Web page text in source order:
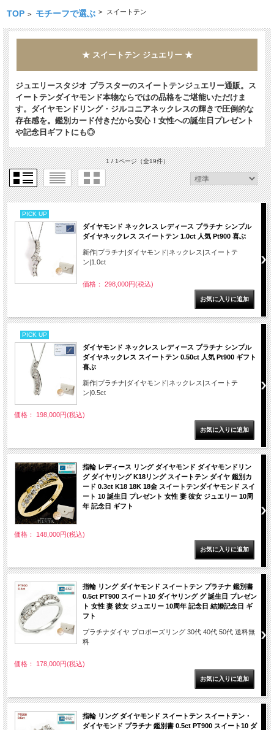
TOP > モチーフで選ぶ > スイートテン
★ スイートテン ジュエリー ★
ジュエリースタジオ プラスターのスイートテンジュエリー通販。ス
イートテンダイヤモンド本物ならではの品格をご堪能いただけま
す。ダイヤモンドリング・ジルコニアネックレスの輝きで圧倒的な
存在感を。鑑別カード付きだから安心！女性への誕生日プレゼント
や記念日ギフトにも◎
1 / 1ページ（全19件）
PICK UP
ダイヤモンド ネックレス レディース プラチナ シンプル
ダイヤネックレス スイートテン 1.0ct 人気 Pt900 喜ぶ
新作|プラチナ|ダイヤモンド|ネックレス|スイートテ
ン|1.0ct
価格： 298,000円(税込)
PICK UP
ダイヤモンド ネックレス レディース プラチナ シンプル
ダイヤネックレス スイートテン 0.50ct 人気 Pt900 ギフト
喜ぶ
新作|プラチナ|ダイヤモンド|ネックレス|スイートテ
ン|0.5ct
価格： 198,000円(税込)
指輪 レディース リング ダイヤモンド ダイヤモンドリン
グ ダイヤリング K18リング スイートテン ダイヤ 鑑別カ
ード 0.3ct K18 18K 18金 スイートテンダイヤモンド スイ
ート 10 誕生日 プレゼント 女性 妻 彼女 ジュエリー 10周
年 記念日 ギフト
価格： 148,000円(税込)
指輪 リング ダイヤモンド スイートテン プラチナ 鑑別書
0.5ct PT900 スイート10 ダイヤリング グ 誕生日 プレゼン
ト 女性 妻 彼女 ジュエリー 10周年 記念日 結婚記念日 ギ
フト
プラチナダイヤ プロポーズリング 30代 40代 50代 送料無
料
価格： 178,000円(税込)
指輪 リング ダイヤモンド スイートテン スイートテン・
ダイヤモンド プラチナ 鑑別書 0.5ct PT900 スイート10 ダ